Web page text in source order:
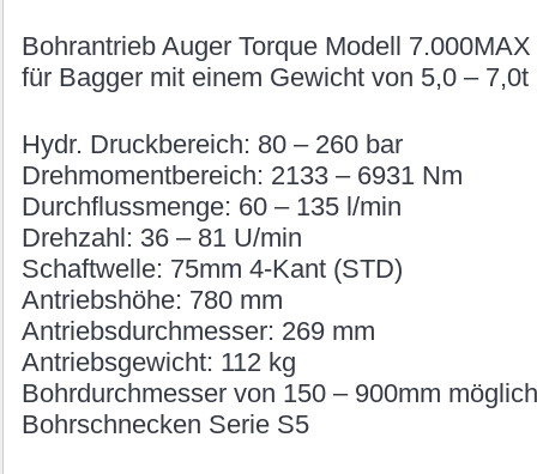
Bohrantrieb Auger Torque Modell 7.000MAX
für Bagger mit einem Gewicht von 5,0 – 7,0t
Hydr. Druckbereich: 80 – 260 bar
Drehmomentbereich: 2133 – 6931 Nm
Durchflussmenge: 60 – 135 l/min
Drehzahl: 36 – 81 U/min
Schaftwelle: 75mm 4-Kant (STD)
Antriebshöhe: 780 mm
Antriebsdurchmesser: 269 mm
Antriebsgewicht: 112 kg
Bohrdurchmesser von 150 – 900mm möglich
Bohrschnecken Serie S5